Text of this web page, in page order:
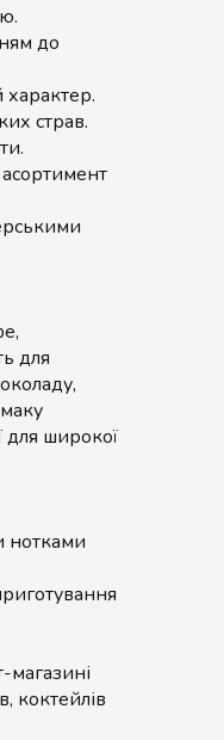
до
страв.
для
для широкої
нотками
магазині
коктейлів